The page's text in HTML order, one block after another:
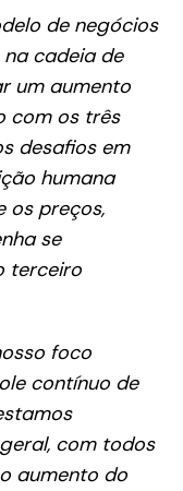
de negócios
cadeia de
um aumento
com os três
desafios em
humana
os preços,
se
terceiro
foco
contínuo de
com todos
aumento do